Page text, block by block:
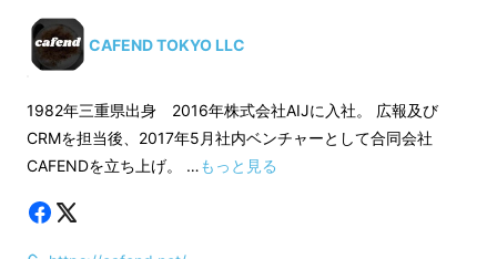
のみが集結、古くは昭和戦後から続く銘店が参
加してくれています。
酸味のきいたスペシャルティコーヒーも良いけ
CAFEND TOKYO LLC
1982年三重県出身 2016年株式会社AIJに入社。 広報及び
CRMを担当後、2017年5月社内ベンチャーとして合同会社
CAFENDを立ち上げ。 …もっと見る